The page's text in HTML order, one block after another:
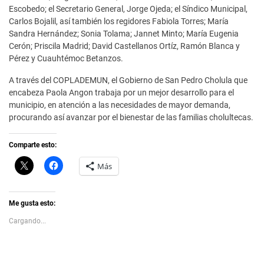
Escobedo; el Secretario General, Jorge Ojeda; el Síndico Municipal,
Carlos Bojalil, así también los regidores Fabiola Torres; María
Sandra Hernández; Sonia Tolama; Jannet Minto; María Eugenia
Cerón; Priscila Madrid; David Castellanos Ortíz, Ramón Blanca y
Pérez y Cuauhtémoc Betanzos.
A través del COPLADEMUN, el Gobierno de San Pedro Cholula que
encabeza Paola Angon trabaja por un mejor desarrollo para el
municipio, en atención a las necesidades de mayor demanda,
procurando así avanzar por el bienestar de las familias cholultecas.
Comparte esto:
C
l
k
t
s
h
H
a Más
Me gusta esto:
Cargando...